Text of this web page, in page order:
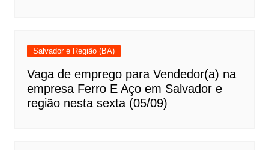
Salvador e Região (BA)
Vaga de emprego para Vendedor(a) na
empresa Ferro E Aço em Salvador e
região nesta sexta (05/09)